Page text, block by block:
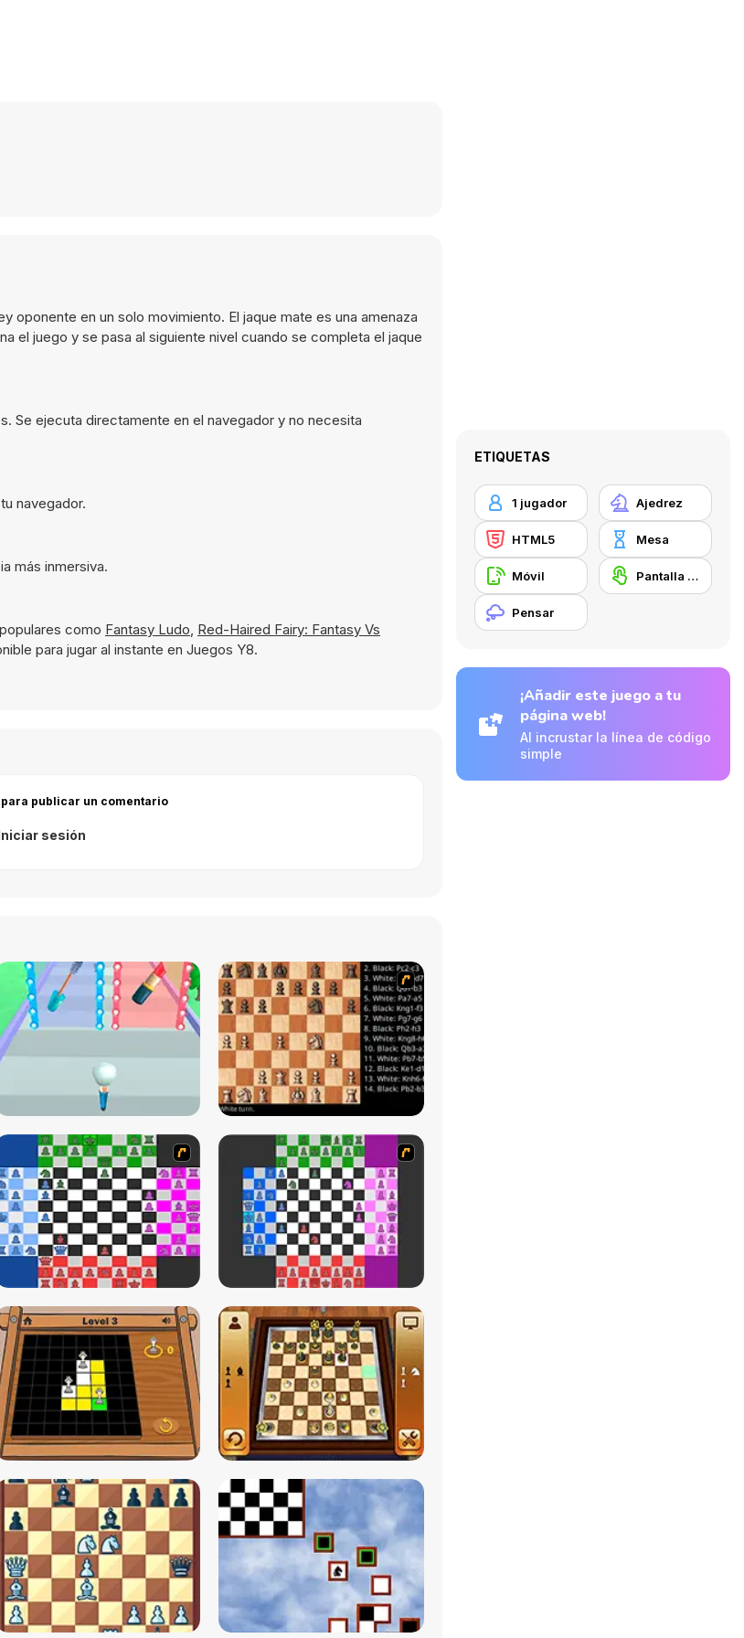
oponente en un solo movimiento. El jaque mate es una amenaza
el juego y se pasa al siguiente nivel cuando se completa el jaque
Se ejecuta directamente en el navegador y no necesita
navegador.
más inmersiva.
como Fantasy Ludo, Red-Haired Fairy: Fantasy Vs
para jugar al instante en Juegos Y8.
publicar un comentario
sesión
ETIQUETAS
1 jugador Ajedrez
HTML5 Mesa
Móvil Pantalla táctil
Pensar
¡Añadir este juego a tu
página web!
Al incrustar la línea de código
simple